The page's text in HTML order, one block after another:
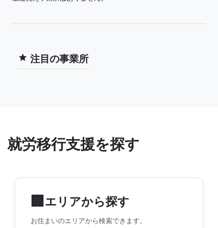
注目の事業所
就労移行支援を探す
🏢 エリアから探す
お住まいのエリアから検索できます。